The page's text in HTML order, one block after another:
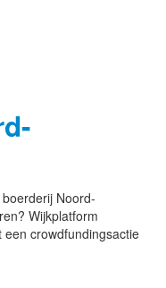
Noord-
Wijkplatform
crowdfundingsactie